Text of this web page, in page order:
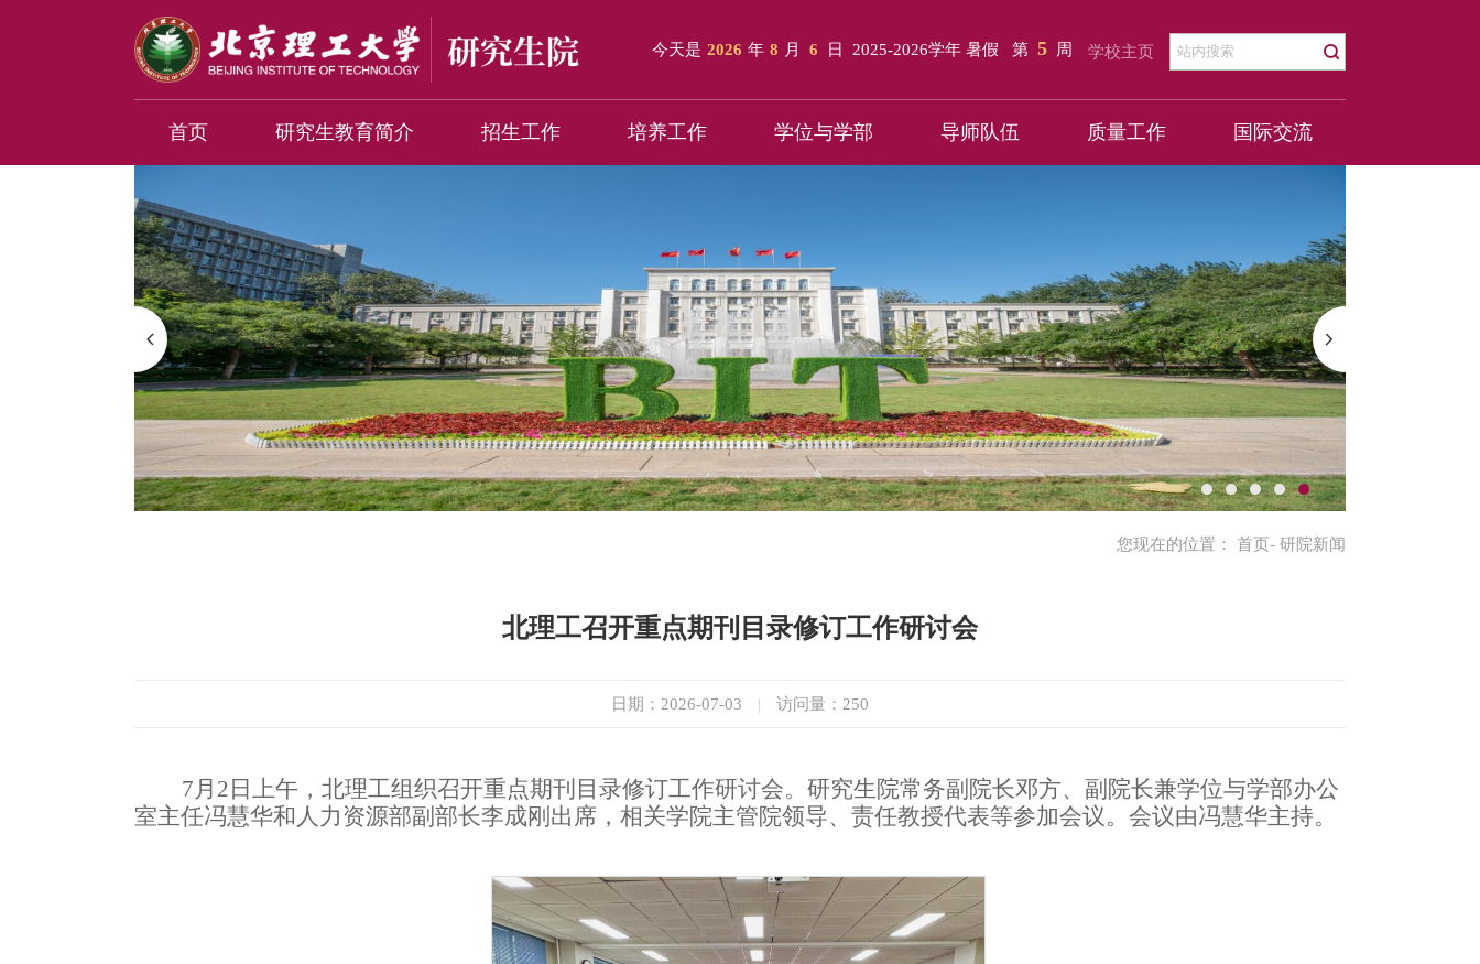
今天是 2026 年 8 月 6 日 2025-2026学年 暑假 第 5 周 学校主页
首页 研究生教育简介 招生工作 培养工作 学位与学部 导师队伍 质量工作 国际交流
您现在的位置： 首页- 研院新闻
北理工召开重点期刊目录修订工作研讨会
日期：2026-07-03 | 访问量： 250
7月 2 日上午， 北理工组织召开重点期刊目录修订工作研讨会。研究生院常务副院长邓方、副院长兼学位与学部办公
室主任冯慧华和 人力资源部副部长李成刚出席，相关学院主管院领导、责任教授代表等参加会议。会议由冯慧华主持。